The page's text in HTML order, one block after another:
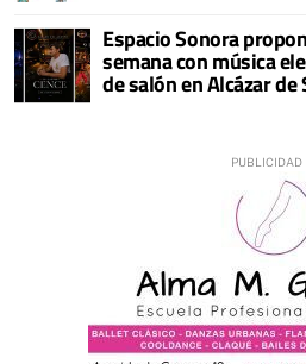
Espacio Sonora
semana con música
de salón en Alcázar de